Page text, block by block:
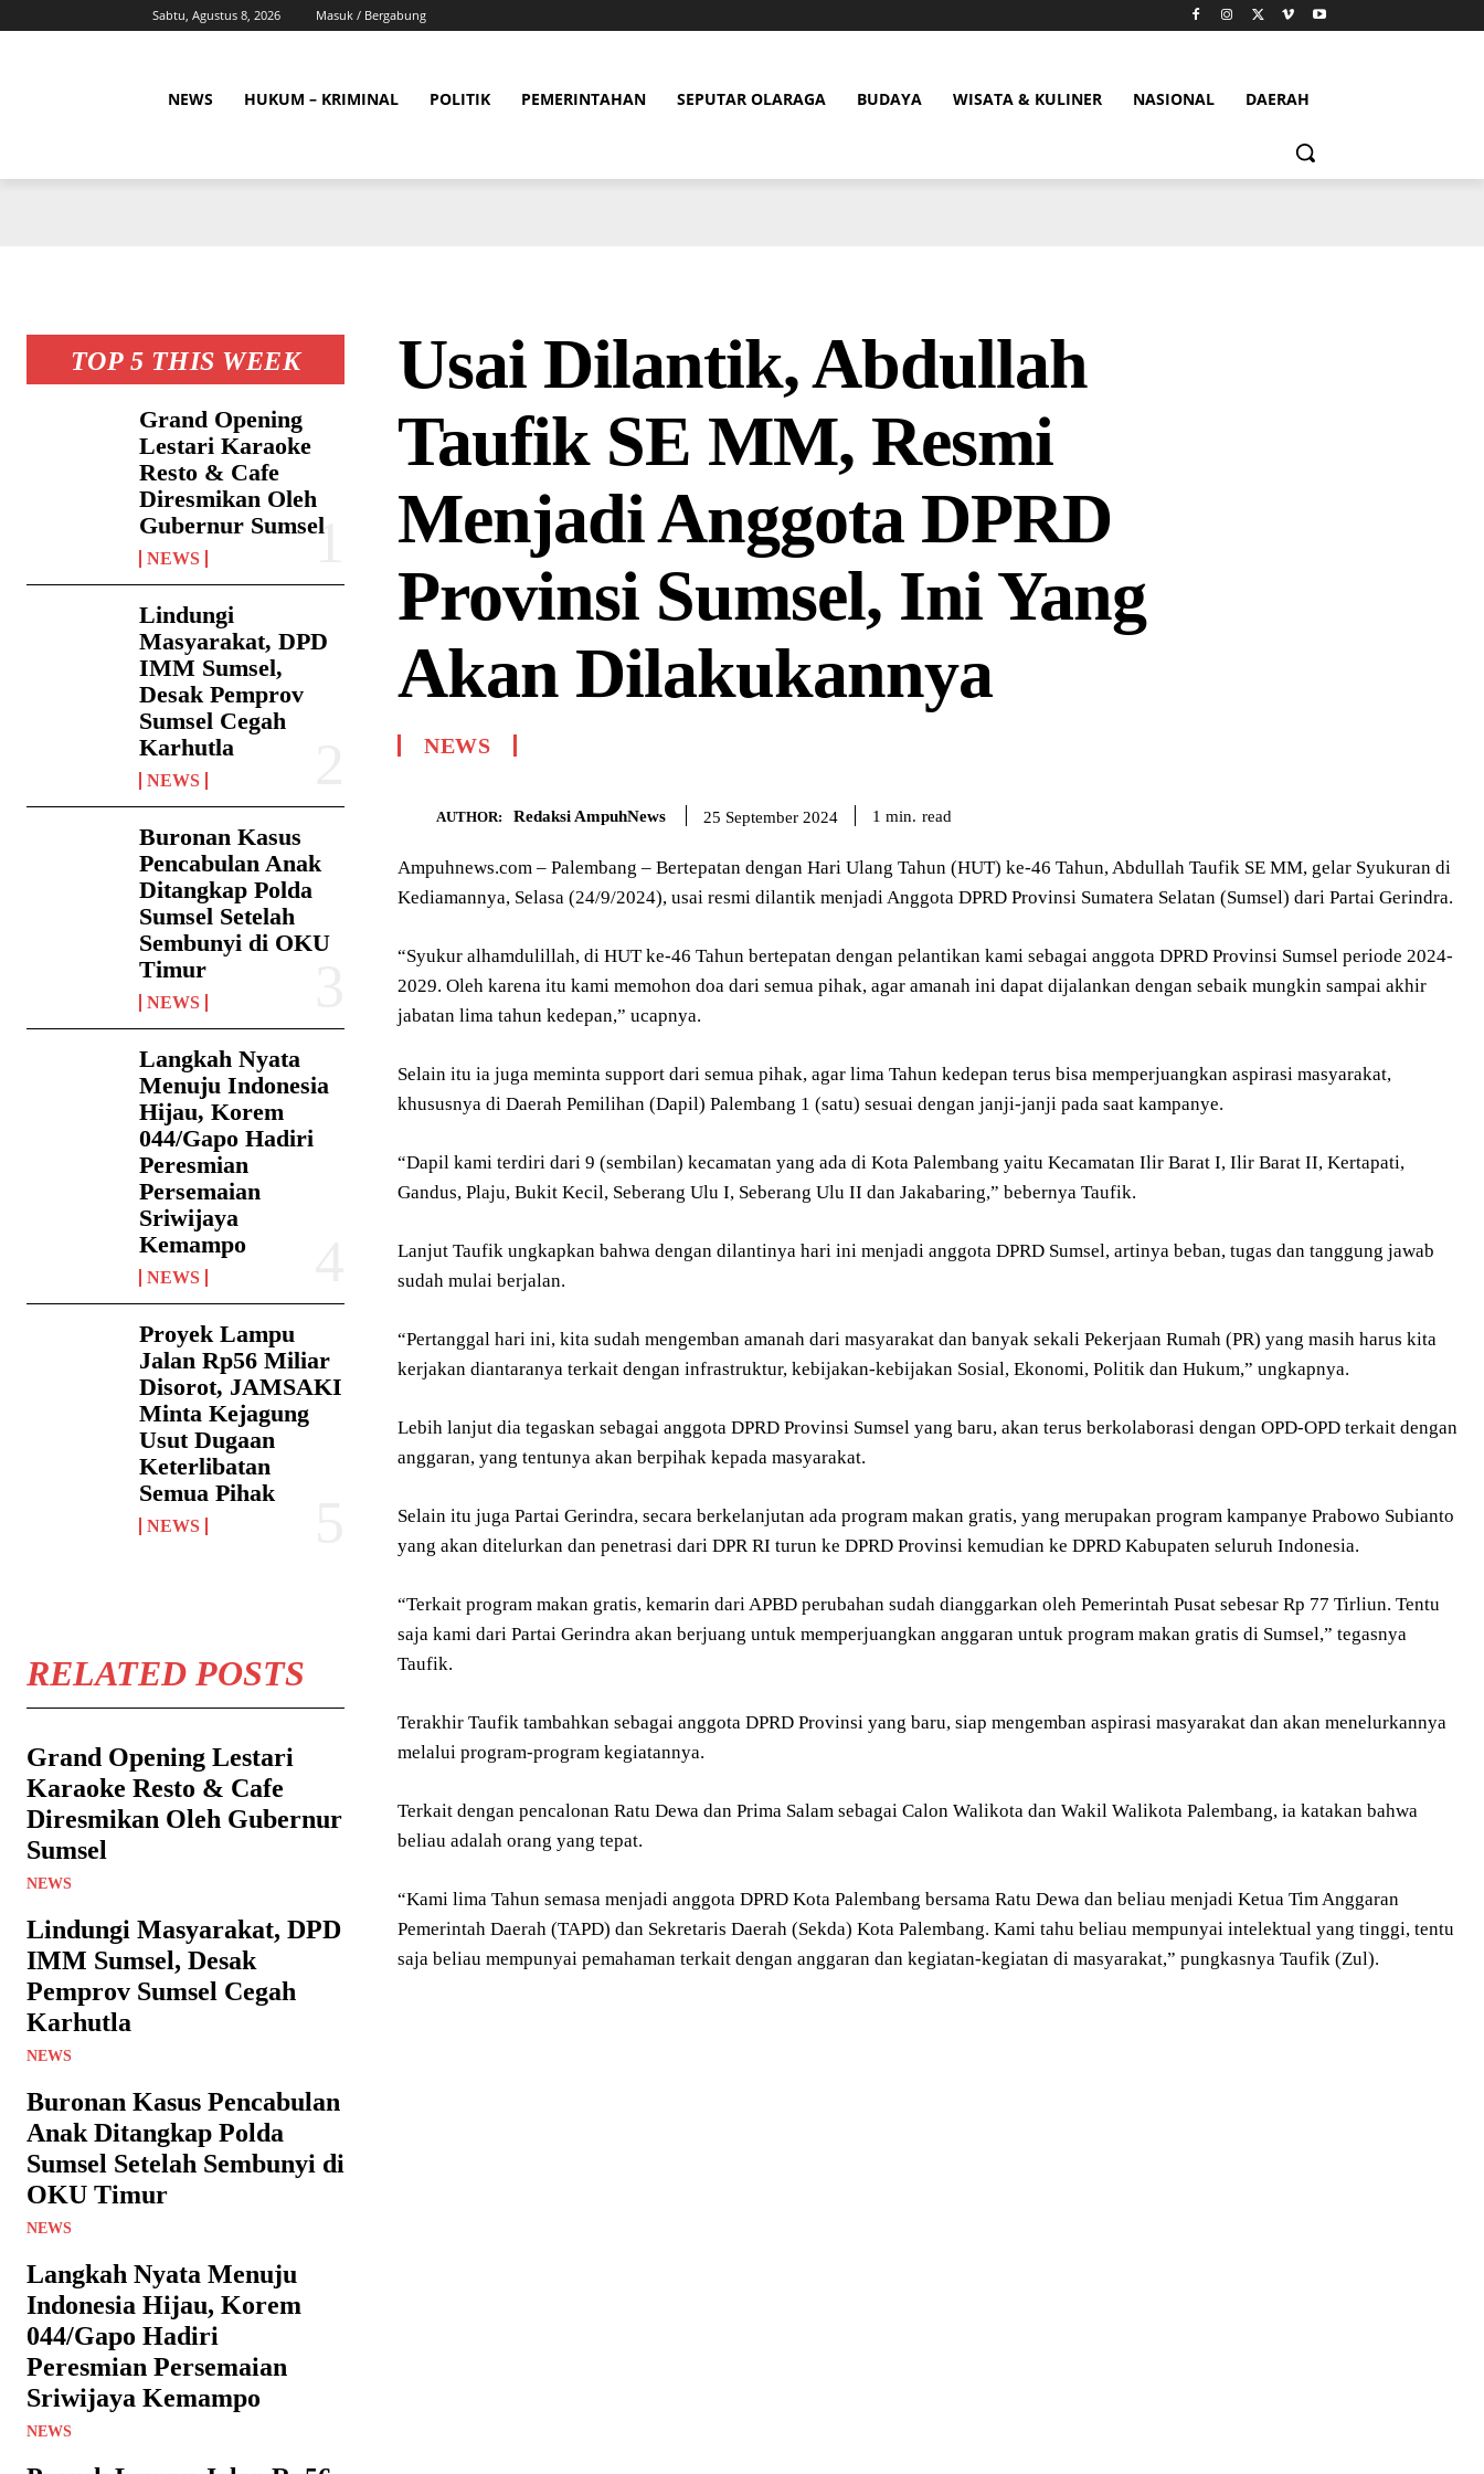
Sabtu, Agustus 8, 2026 Masuk / Bergabung
NEWS HUKUM – KRIMINAL POLITIK PEMERINTAHAN SEPUTAR OLARAGA BUDAYA WISATA & KULINER NASIONAL DAERAH
TOP 5 THIS WEEK
Grand Opening
Lestari Karaoke
Resto & Cafe
Diresmikan Oleh
Gubernur Sumsel
NEWS
Lindungi
Masyarakat, DPD
IMM Sumsel,
Desak Pemprov
Sumsel Cegah
Karhutla
NEWS
Buronan Kasus
Pencabulan Anak
Ditangkap Polda
Sumsel Setelah
Sembunyi di OKU
Timur
NEWS
Langkah Nyata
Menuju Indonesia
Hijau, Korem
044/Gapo Hadiri
Peresmian
Persemaian
Sriwijaya
Kemampo
NEWS
Proyek Lampu
Jalan Rp56 Miliar
Disorot, JAMSAKI
Minta Kejagung
Usut Dugaan
Keterlibatan
Semua Pihak
NEWS
RELATED POSTS
Grand Opening Lestari
Karaoke Resto & Cafe
Diresmikan Oleh Gubernur
Sumsel
NEWS
Lindungi Masyarakat, DPD
IMM Sumsel, Desak
Pemprov Sumsel Cegah
Karhutla
NEWS
Buronan Kasus Pencabulan
Anak Ditangkap Polda
Sumsel Setelah Sembunyi di
OKU Timur
NEWS
Langkah Nyata Menuju
Indonesia Hijau, Korem
044/Gapo Hadiri
Peresmian Persemaian
Sriwijaya Kemampo
NEWS
Usai Dilantik, Abdullah
Taufik SE MM, Resmi
Menjadi Anggota DPRD
Provinsi Sumsel, Ini Yang
Akan Dilakukannya
NEWS
AUTHOR: Redaksi AmpuhNews 25 September 2024 1 min. read
Ampuhnews.com – Palembang – Bertepatan dengan Hari Ulang Tahun (HUT) ke-46 Tahun, Abdullah Taufik SE MM, gelar Syukuran di
Kediamannya, Selasa (24/9/2024), usai resmi dilantik menjadi Anggota DPRD Provinsi Sumatera Selatan (Sumsel) dari Partai Gerindra.
“Syukur alhamdulillah, di HUT ke-46 Tahun bertepatan dengan pelantikan kami sebagai anggota DPRD Provinsi Sumsel periode 2024-
2029. Oleh karena itu kami memohon doa dari semua pihak, agar amanah ini dapat dijalankan dengan sebaik mungkin sampai akhir
jabatan lima tahun kedepan,” ucapnya.
Selain itu ia juga meminta support dari semua pihak, agar lima Tahun kedepan terus bisa memperjuangkan aspirasi masyarakat,
khususnya di Daerah Pemilihan (Dapil) Palembang 1 (satu) sesuai dengan janji-janji pada saat kampanye.
“Dapil kami terdiri dari 9 (sembilan) kecamatan yang ada di Kota Palembang yaitu Kecamatan Ilir Barat I, Ilir Barat II, Kertapati,
Gandus, Plaju, Bukit Kecil, Seberang Ulu I, Seberang Ulu II dan Jakabaring,” bebernya Taufik.
Lanjut Taufik ungkapkan bahwa dengan dilantinya hari ini menjadi anggota DPRD Sumsel, artinya beban, tugas dan tanggung jawab
sudah mulai berjalan.
“Pertanggal hari ini, kita sudah mengemban amanah dari masyarakat dan banyak sekali Pekerjaan Rumah (PR) yang masih harus kita
kerjakan diantaranya terkait dengan infrastruktur, kebijakan-kebijakan Sosial, Ekonomi, Politik dan Hukum,” ungkapnya.
Lebih lanjut dia tegaskan sebagai anggota DPRD Provinsi Sumsel yang baru, akan terus berkolaborasi dengan OPD-OPD terkait dengan
anggaran, yang tentunya akan berpihak kepada masyarakat.
Selain itu juga Partai Gerindra, secara berkelanjutan ada program makan gratis, yang merupakan program kampanye Prabowo Subianto
yang akan ditelurkan dan penetrasi dari DPR RI turun ke DPRD Provinsi kemudian ke DPRD Kabupaten seluruh Indonesia.
“Terkait program makan gratis, kemarin dari APBD perubahan sudah dianggarkan oleh Pemerintah Pusat sebesar Rp 77 Tirliun. Tentu
saja kami dari Partai Gerindra akan berjuang untuk memperjuangkan anggaran untuk program makan gratis di Sumsel,” tegasnya
Taufik.
Terakhir Taufik tambahkan sebagai anggota DPRD Provinsi yang baru, siap mengemban aspirasi masyarakat dan akan menelurkannya
melalui program-program kegiatannya.
Terkait dengan pencalonan Ratu Dewa dan Prima Salam sebagai Calon Walikota dan Wakil Walikota Palembang, ia katakan bahwa
beliau adalah orang yang tepat.
“Kami lima Tahun semasa menjadi anggota DPRD Kota Palembang bersama Ratu Dewa dan beliau menjadi Ketua Tim Anggaran
Pemerintah Daerah (TAPD) dan Sekretaris Daerah (Sekda) Kota Palembang. Kami tahu beliau mempunyai intelektual yang tinggi, tentu
saja beliau mempunyai pemahaman terkait dengan anggaran dan kegiatan-kegiatan di masyarakat,” pungkasnya Taufik (Zul).